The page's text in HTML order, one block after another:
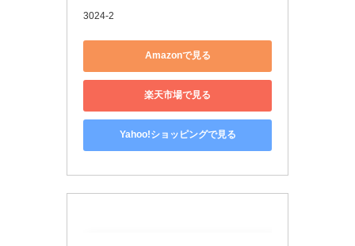
3024-2
Amazonで見る
楽天市場で見る
Yahoo!ショッピングで見る